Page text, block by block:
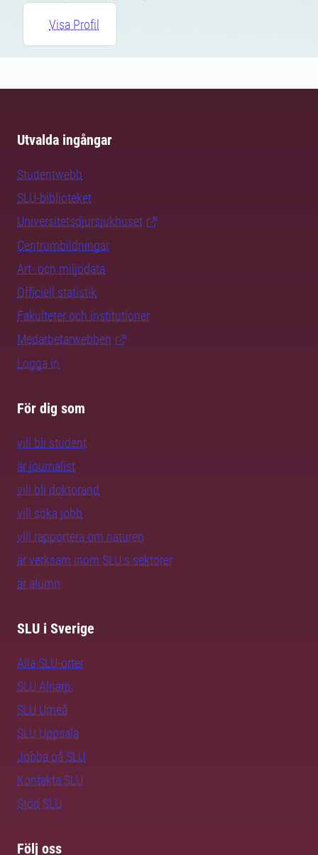
Visa Profil
Utvalda ingångar
Studentwebb
SLU-biblioteket
Universitetsdjursjukhuset
Centrumbildningar
Art- och miljödata
Officiell statistik
Fakulteter och institutioner
Medarbetarwebben
Logga in
För dig som
vill bli student
är journalist
vill bli doktorand
vill söka jobb
vill rapportera om naturen
är verksam inom SLU:s sektorer
är alumn
SLU i Sverige
Alla SLU-orter
SLU Alnarp
SLU Umeå
SLU Uppsala
Jobba på SLU
Kontakta SLU
Stöd SLU
Följ oss